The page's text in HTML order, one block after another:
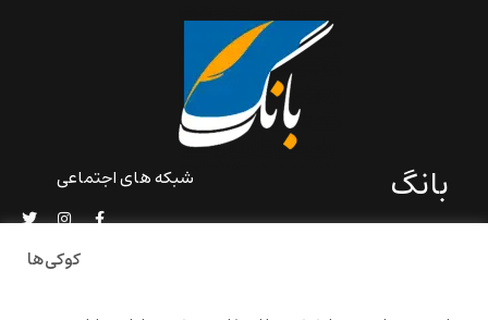
بانگ
و امکانات مشترک شخصی
شبکه های اجتماعی
کوکی‌ها